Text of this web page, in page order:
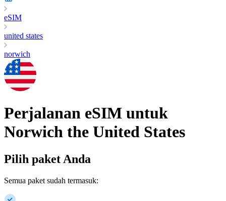
eSIM
united states
norwich
Perjalanan eSIM untuk
Norwich the United States
Pilih paket Anda
Semua paket sudah termasuk: